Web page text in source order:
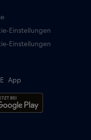
Einstellungen
Einstellungen
App